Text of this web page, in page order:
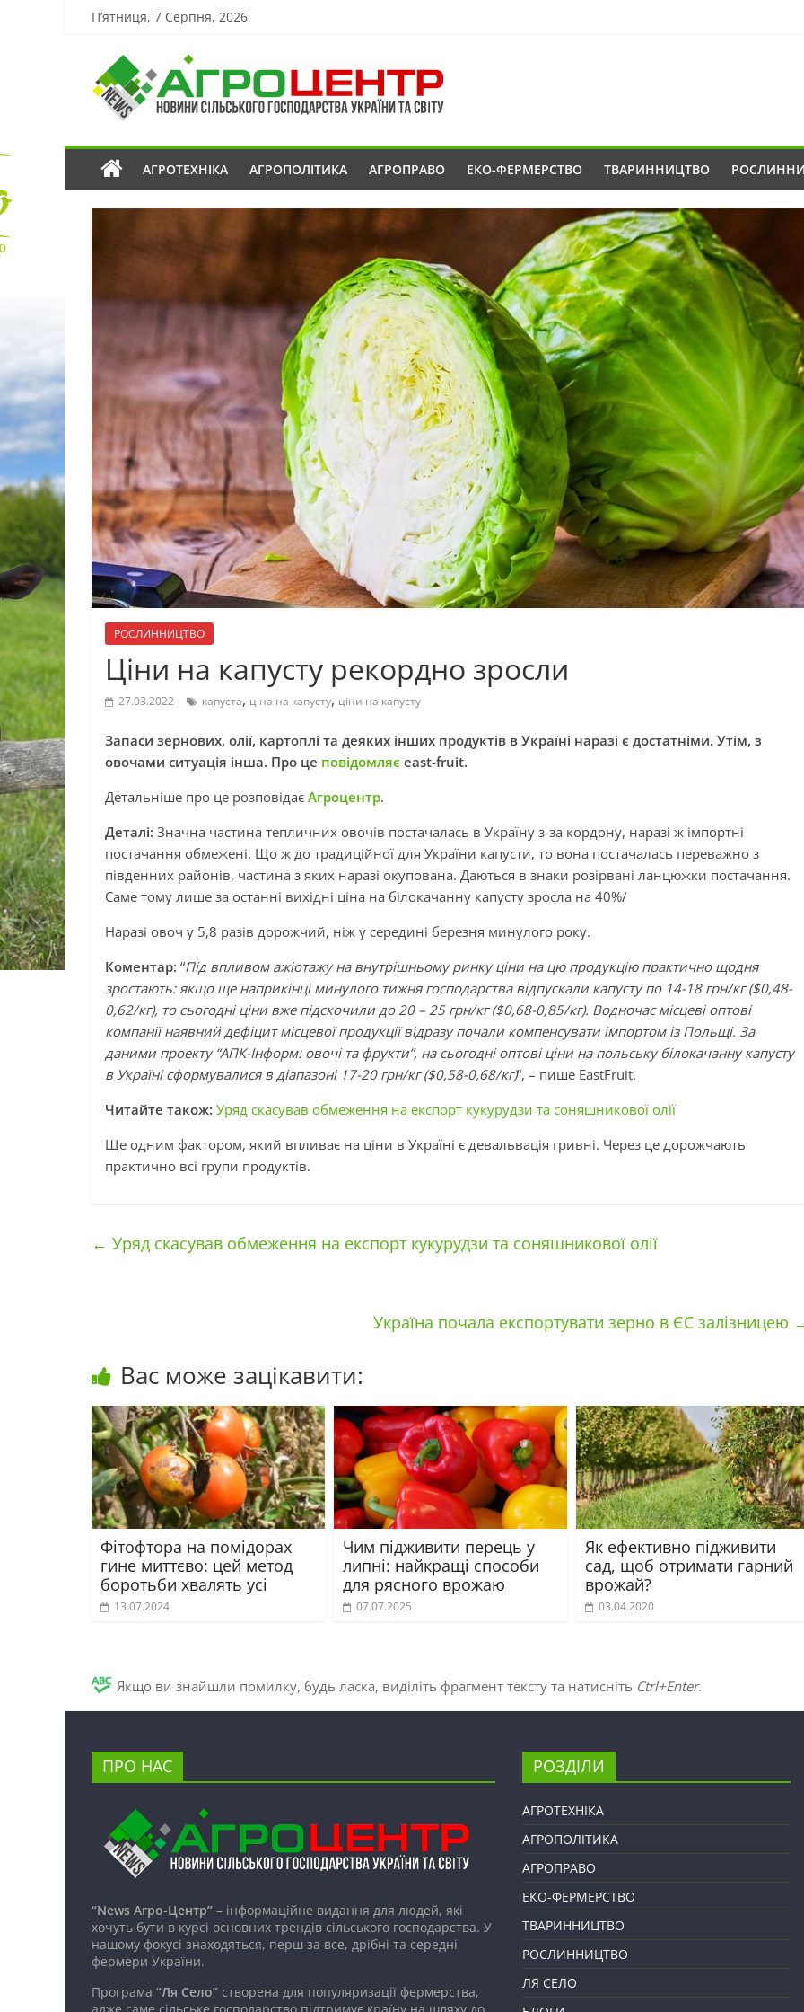
П’ятниця, 7 Серпня, 2026
АГРОТЕХНІКА АГРОПОЛІТИКА АГРОПРАВО ЕКО-ФЕРМЕРСТВО ТВАРИННИЦТВО
РОСЛИННИЦТВО
Ціни на капусту рекордно зросли
27.03.2022 капуста, ціна на капусту, ціни на капусту
Запаси зернових, олії, картоплі та деяких інших продуктів в Україні наразі є достатніми. Утім, з
овочами ситуація інша. Про це повідомляє east-fruit.
Детальніше про це розповідає Агроцентр.
Деталі: Значна частина тепличних овочів постачалась в Україну з-за кордону, наразі ж імпортні
постачання обмежені. Що ж до традиційної для України капусти, то вона постачалась переважно з
південних районів, частина з яких наразі окупована. Даються в знаки розірвані ланцюжки постачання.
Саме тому лише за останні вихідні ціна на білокачанну капусту зросла на 40%/
Наразі овоч у 5,8 разів дорожчий, ніж у середині березня минулого року.
Коментар: “Під впливом ажіотажу на внутрішньому ринку ціни на цю продукцію практично щодня
зростають: якщо ще наприкінці минулого тижня господарства відпускали капусту по 14-18 грн/кг ($0,48-
0,62/кг), то сьогодні ціни вже підскочили до 20 – 25 грн/кг ($0,68-0,85/кг). Водночас місцеві оптові
компанії наявний дефіцит місцевої продукції відразу почали компенсувати імпортом із Польщі. За
даними проекту “АПК-Інформ: овочі та фрукти”, на сьогодні оптові ціни на польську білокачанну капусту
в Україні сформувалися в діапазоні 17-20 грн/кг ($0,58-0,68/кг)“, – пише EastFruit.
Читайте також: Уряд скасував обмеження на експорт кукурудзи та соняшникової олії
Ще одним фактором, який впливає на ціни в Україні є девальвація гривні. Через це дорожчають
практично всі групи продуктів.
← Уряд скасував обмеження на експорт кукурудзи та соняшникової олії
Україна почала експортувати зерно в ЄС залізницею
Вас може зацікавити:
Фітофтора на помідорах
гине миттєво: цей метод
боротьби хвалять усі
13.07.2024
Чим підживити перець у
липні: найкращі способи
для рясного врожаю
07.07.2025
Як ефективно підживити
сад, щоб отримати гарний
врожай?
03.04.2020
Якщо ви знайшли помилку, будь ласка, виділіть фрагмент тексту та натисніть Ctrl+Enter.
ПРО НАС
“News Агро-Центр” – інформаційне видання для людей, які
хочуть бути в курсі основних трендів сільського господарства. У
нашому фокусі знаходяться, перш за все, дрібні та середні
фермери України.
Програма “Ля Село” створена для популяризації фермерства,
адже саме сільське господарство підтримує країну на шляху до
РОЗДІЛИ
АГРОТЕХНІКА
АГРОПОЛІТИКА
АГРОПРАВО
ЕКО-ФЕРМЕРСТВО
ТВАРИННИЦТВО
РОСЛИННИЦТВО
ЛЯ СЕЛО